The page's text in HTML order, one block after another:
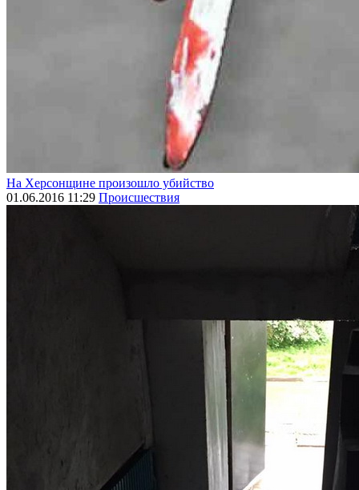
На Херсонщине произошло убийство
01.06.2016 11:29 Происшествия